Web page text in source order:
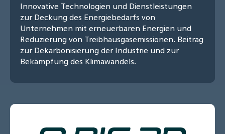
Innovative Technologien und Dienstleistungen
zur Deckung des Energiebedarfs von
Unternehmen mit erneuerbaren Energien und
Reduzierung von Treibhausgasemissionen. Beitrag
zur Dekarbonisierung der Industrie und zur
Bekämpfung des Klimawandels.